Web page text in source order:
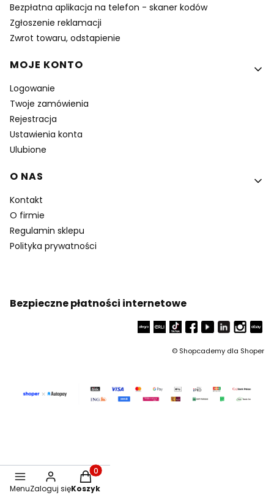
Bezpłatna aplikacja na telefon - skaner kodów
Zgłoszenie reklamacji
Zwrot towaru, odstapienie
MOJE KONTO
Logowanie
Twoje zamówienia
Rejestracja
Ustawienia konta
Ulubione
O NAS
Kontakt
O firmie
Regulamin sklepu
Polityka prywatności
Bezpieczne płatności internetowe
© Shopcademy dla Shoper
MenuZaloguj się
Produkty w koszyku: 0. Zobacz szczegóły
Koszyk